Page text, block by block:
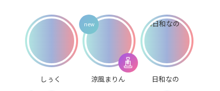
しぅく 涼風まりん 日和なの